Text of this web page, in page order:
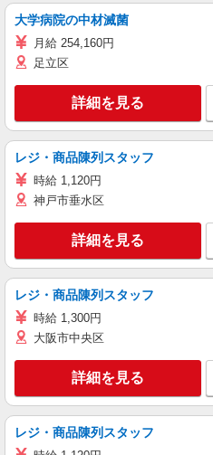
大学病院の中材滅菌
月給 254,160円
足立区
詳細を見る
レジ・商品陳列スタッフ
時給 1,120円
神戸市垂水区
詳細を見る
レジ・商品陳列スタッフ
時給 1,300円
大阪市中央区
詳細を見る
レジ・商品陳列スタッフ